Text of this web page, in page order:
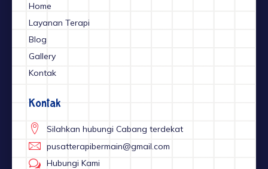
Home
Layanan Terapi
Blog
Gallery
Kontak
Kontak
Silahkan hubungi Cabang terdekat
pusatterapibermain@gmail.com
Hubungi Kami